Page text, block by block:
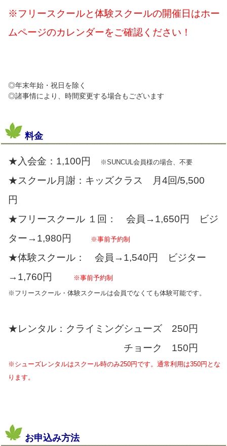
※フリースクールと体験スクールの開催日はホー
ムページのカレンダーをご確認ください！
◎年末年始・祝日を除く
◎諸事情により、時間変更する場合もございます
料金
★入会金：1,100円 ※SUNCUL会員様の場合、不要
★スクール月謝：キッズクラス 月4回/5,500
円
★フリースクール １回： 会員→1,650円 ビジ
ター→1,980円
※事前予約制
★体験スクール： 会員→1,540円 ビジター
→1,760円
※事前予約制
※フリースクール・体験スクールは会員でなくても体験可能です。
★レンタル：クライミングシューズ 250円
チョーク 150円
※シューズレンタルはスクール時のみ250円です。通常利用は350円とな
ります。
お申込み方法